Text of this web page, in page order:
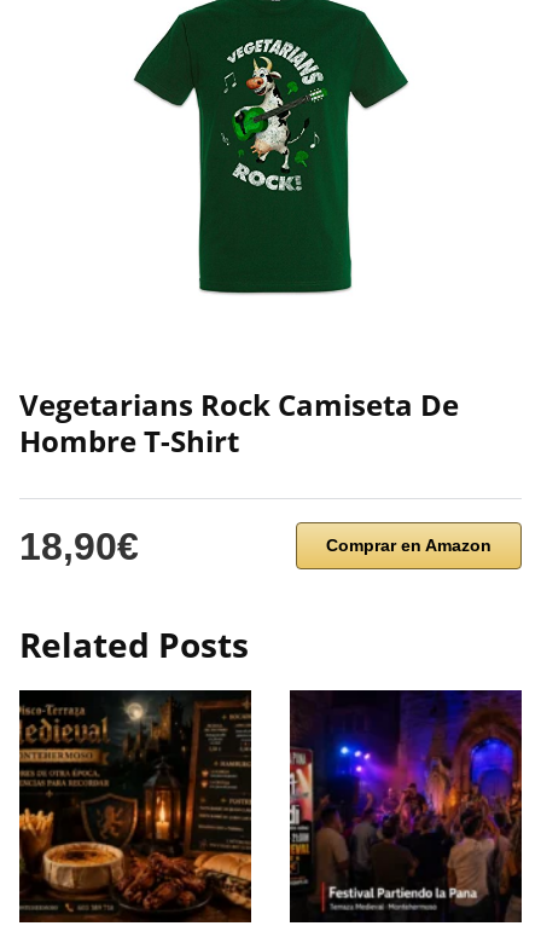
Vegetarians Rock Camiseta De
Hombre T-Shirt
18,90€ Comprar en Amazon
Related Posts